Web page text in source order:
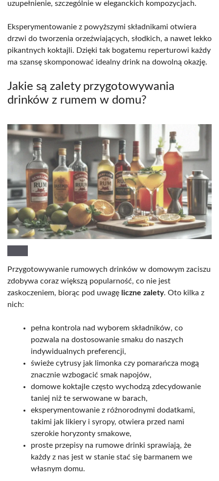
uzupełnienie, szczególnie w eleganckich kompozycjach.
Eksperymentowanie z powyższymi składnikami otwiera
drzwi do tworzenia orzeźwiających, słodkich, a nawet lekko
pikantnych koktajli. Dzięki tak bogatemu reperturowi każdy
ma szansę skomponować idealny drink na dowolną okazję.
Jakie są zalety przygotowywania
drinków z rumem w domu?
Przygotowywanie rumowych drinków w domowym zaciszu
zdobywa coraz większą popularność, co nie jest
zaskoczeniem, biorąc pod uwagę liczne zalety. Oto kilka z
nich:
pełna kontrola nad wyborem składników, co
pozwala na dostosowanie smaku do naszych
indywidualnych preferencji,
świeże cytrusy jak limonka czy pomarańcza mogą
znacznie wzbogacić smak napojów,
domowe koktajle często wychodzą zdecydowanie
taniej niż te serwowane w barach,
eksperymentowanie z różnorodnymi dodatkami,
takimi jak likiery i syropy, otwiera przed nami
szerokie horyzonty smakowe,
proste przepisy na rumowe drinki sprawiają, że
każdy z nas jest w stanie stać się barmanem we
własnym domu.